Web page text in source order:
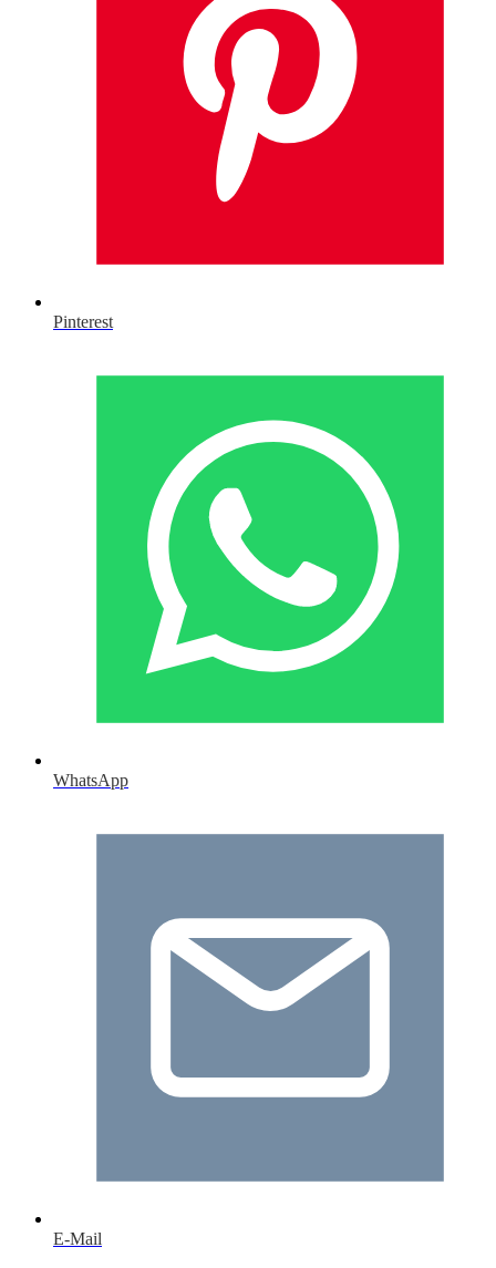
Pinterest
WhatsApp
E-Mail